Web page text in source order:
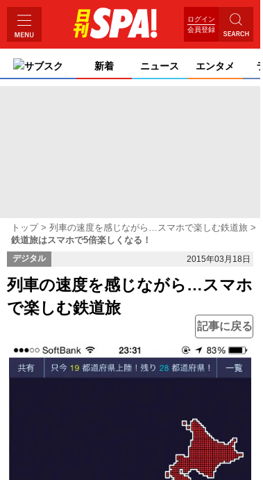
ログイン
会員登録
サブスク 新着 ニュース エンタメ
トップ
列車の速度を感じながら…スマホで楽しむ鉄道旅
鉄道旅はスマホで5倍楽しくなる！
デジタル 2015年03月18日
列車の速度を感じながら…スマホ
で楽しむ鉄道旅
記事に戻る